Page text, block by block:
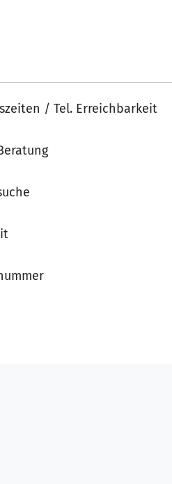
/ Tel. Erreichbarkeit